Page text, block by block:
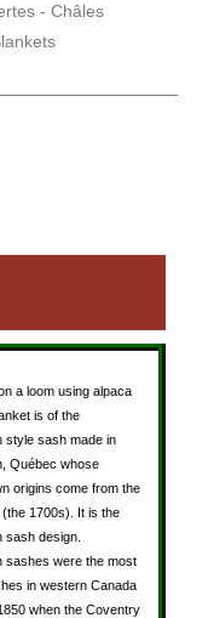
- Châles
a loom using alpaca
is of the
style sash made in
Québec whose
origins come from the
1700s). It is the
sash design.
sashes were the most
in western Canada
when the Coventry